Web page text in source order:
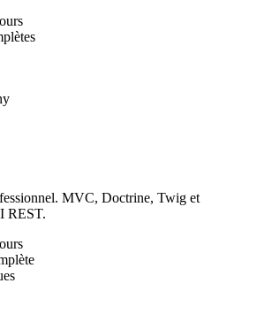
MVC, Doctrine, Twig et
REST.